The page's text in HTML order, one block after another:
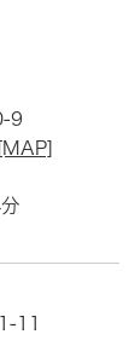
9
[MAP]
11